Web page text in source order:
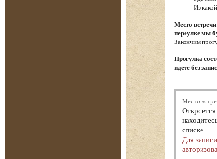
Из
Место
переулке мы
Закончим
Прогулка
идете без
Место
списке
Для